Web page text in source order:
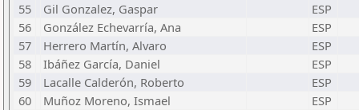
55
Gil Gonzalez, Gaspar
ESP
56
González Echevarría, Ana
ESP
57
Herrero Martín, Alvaro
ESP
58
Ibáñez García, Daniel
ESP
59
Lacalle Calderón, Roberto
ESP
60
Muñoz Moreno, Ismael
ESP